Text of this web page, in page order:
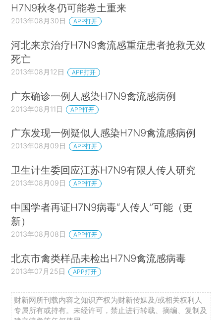
H7N9秋冬仍可能卷土重来
2013年08月30日 APP打开
河北来京治疗H7N9禽流感重症患者抢救无效
死亡
2013年08月12日 APP打开
广东确诊一例人感染H7N9禽流感病例
2013年08月11日 APP打开
广东发现一例疑似人感染H7N9禽流感病例
2013年08月09日 APP打开
卫生计生委回应江苏H7N9有限人传人研究
2013年08月09日 APP打开
中国学者再证H7N9病毒“人传人”可能（更
新）
2013年08月08日 APP打开
北京市禽类样品未检出H7N9禽流感病毒
2013年07月25日 APP打开
财新网所刊载内容之知识产权为财新传媒及/或相关权利人
专属所有或持有。未经许可，禁止进行转载、摘编、复制及